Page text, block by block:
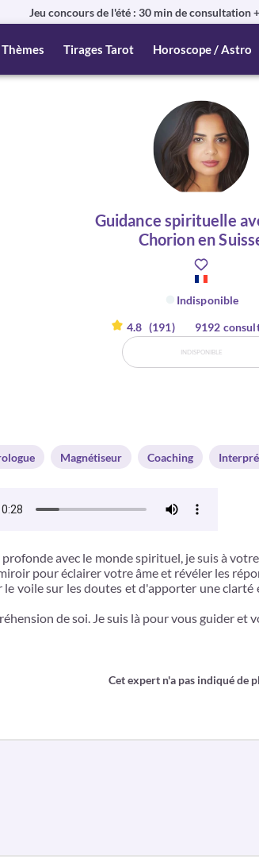
Jeu concours de l'été : 30 min de consultation
Thèmes Tirages Tarot Horoscope / Astro
Guidance spirituelle
Chorion en
Indisponible
4.8 (191) 9192
INDISPONIBLE
Magnétiseur Coaching
avec le monde spirituel, je suis à
pour éclairer votre âme et révéler les
voile sur les doutes et d'apporter une
de soi. Je suis là pour vous guider
Cet expert n'a pas indiqué de